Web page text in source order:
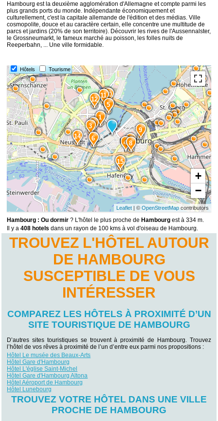
Hambourg est la deuxième agglomération d'Allemagne et compte parmi les
plus grands ports du monde. Indépendante économiquement et
culturellement, c'est la capitale allemande de l'édition et des médias. Ville
cosmopolite, douce et au caractère certain, elle concentre une multitude de
parcs et jardins (20% de son territoire). Découvrir les rives de l'Aussennalster,
le Grossneumarkt, le fameux marché au poisson, les folles nuits de
Reeperbahn, ... Une ville formidable.
Hôtels Tourisme
15
14
13
12
1110
9
8
7
6
5
4
32
1
+
−
Leaflet| © OpenStreetMapcontributors
Hambourg : Ou dormir ? L'hôtel le plus proche de Hambourg est à 334 m.
Il y a408 hotels dans un rayon de 100 kms à vol d'oiseau de Hambourg.
TROUVEZ L'HÔTEL AUTOUR
DE HAMBOURG
SUSCEPTIBLE DE VOUS
INTÉRESSER
COMPAREZ LES HÔTELS À PROXIMITÉ D’UN
SITE TOURISTIQUE DE HAMBOURG
D’autres sites touristiques se trouvent à proximité de Hambourg. Trouvez
l’hôtel de vos rêves à proximité de l’un d’entre eux parmi nos propositions :
Hôtel Le musée des Beaux-Arts
Hôtel Gare d'Hambourg
Hôtel L'église Saint-Michel
Hôtel Gare d'Hambourg Altona
Hôtel Aéroport de Hambourg
Hôtel Lunebourg
TROUVEZ VOTRE HÔTEL DANS UNE VILLE
PROCHE DE HAMBOURG